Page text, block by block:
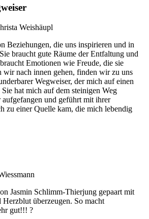
Beziehungen, die uns inspirieren und in
braucht gute Räume der Entfaltung und
Emotionen wie Freude, die sie
wir nach innen gehen, finden wir zu uns
Wegweiser, der mich auf einen
hat mich auf dem steinigen Weg
und geführt mit ihrer
zu einer Quelle kam, die mich lebendig
Jasmin Schlimm-Thierjung gepaart mit
überzeugen. So macht
gut!!! ?